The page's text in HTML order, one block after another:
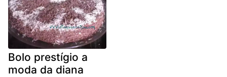
Bolo prestígio a
moda da diana